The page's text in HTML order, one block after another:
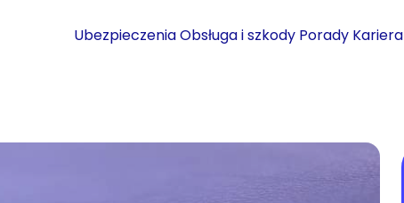
UbezpieczeniaObsługa i szkody Porady Kariera